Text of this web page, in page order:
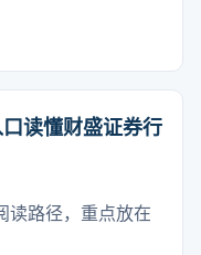
读懂财盛证券行
读路径，重点放在